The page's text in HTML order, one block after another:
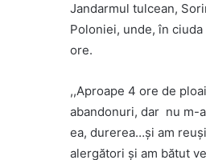
Jandarmul tulcean,
Poloniei, unde, în
ore.
,,Aproape 4 ore de
abandonuri, dar nu m-
ea, durerea…şi am
alergători şi am bătut